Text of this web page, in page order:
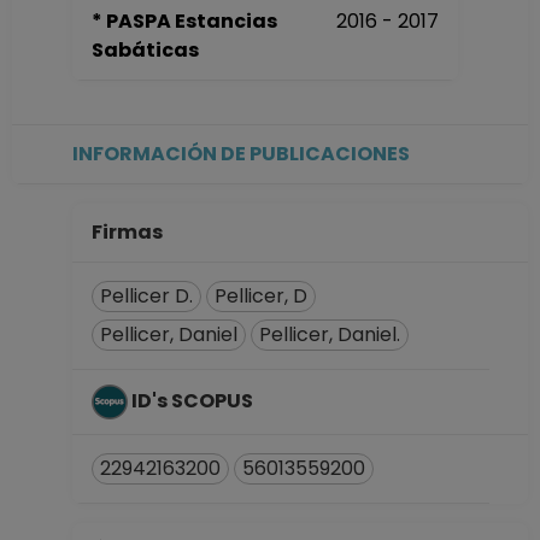
INVESTIGADOR
Morelia Michoacán
ASOCIADO C TC No
Definitivo
Centro de Ciencias
hasta 15-09-2011
INVESTIGADOR
* PASPA Estancias
Sabáticas
2016 - 2017
INFORMACIÓN DE PUBLICACIONES
Firmas
Pellicer D.
Pellicer, D
Pellicer, Daniel
Pellicer, Daniel.
ID's SCOPUS
22942163200 56013559200